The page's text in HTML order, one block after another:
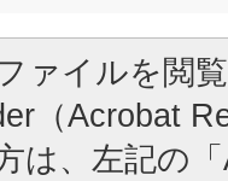
ァイルを閲
（Acrobat
は、左記の